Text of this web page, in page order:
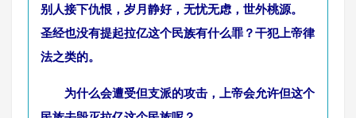
别人接下仇恨，岁月静好，无忧无虑，世外桃源。
圣经也没有提起拉亿这个民族有什么罪？干犯上帝律
法之类的。
为什么会遭受但支派的攻击，上帝会允许但这个